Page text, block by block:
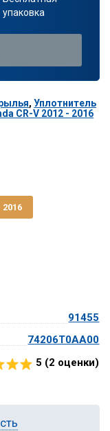
91455
74206T0AA00
5 (2 оценки)
упаковка
,Уплотнитель
CR-V 2012 - 2016